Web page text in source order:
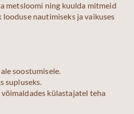
metsloomi ning kuulda mitmeid
nautimiseks ja vaikuses
soostumisele.
supluseks.
külastajatel teha